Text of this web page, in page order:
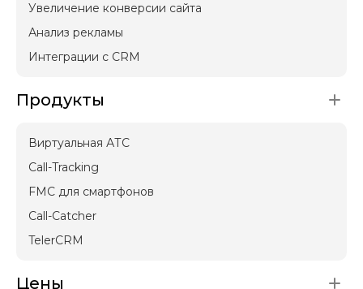
Увеличение конверсии сайта
Анализ рекламы
Интеграции с CRM
Продукты
Виртуальная АТС
Call-Tracking
FMC для смартфонов
Call-Catcher
TelerCRM
Цены